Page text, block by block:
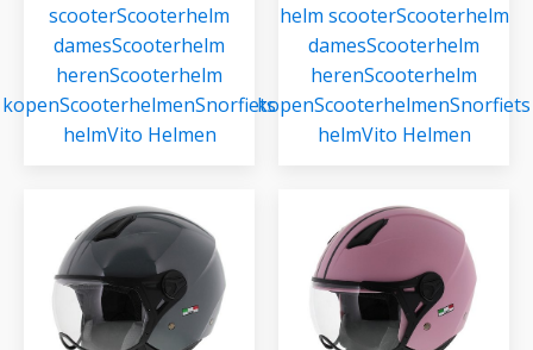
scooterScooterhelm
damesScooterhelm
herenScooterhelm
kopenScooterhelmenSnorfiets
helmVito Helmen
helm scooterScooterhelm
damesScooterhelm
herenScooterhelm
kopenScooterhelmenSnorfiets
helmVito Helmen